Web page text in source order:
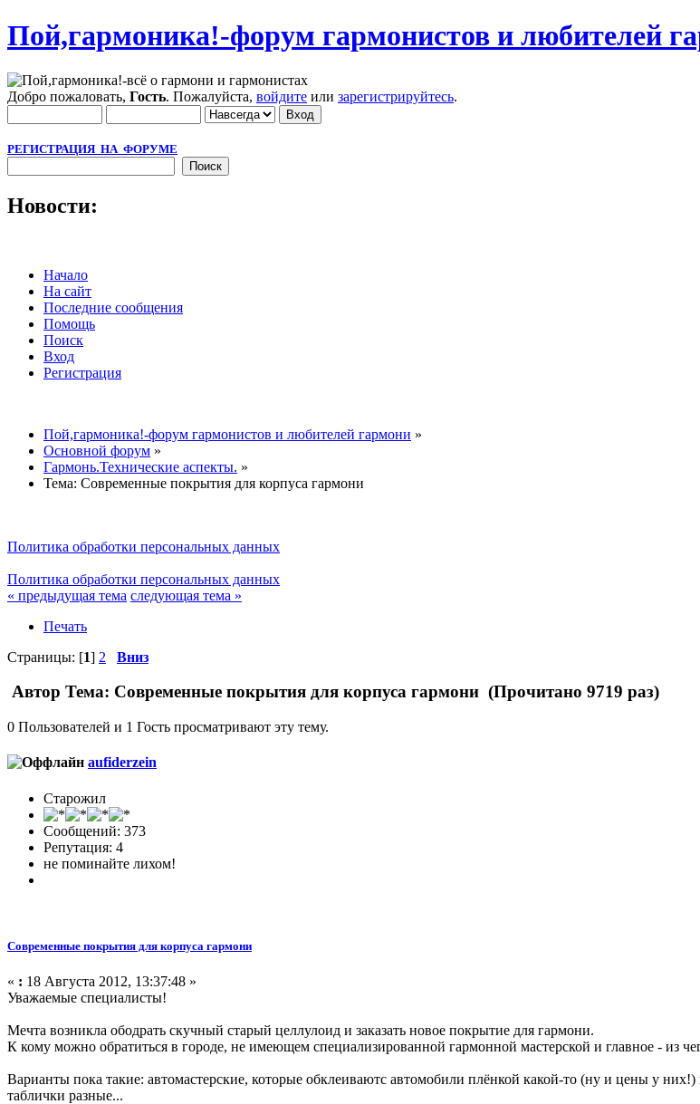
Пой,гармоника!-форум гармонистов и любителей
Добро пожаловать, Гость. Пожалуйста, войдите или зарегистрируйтесь.
РЕГИСТРАЦИЯ НА ФОРУМЕ
Новости:
Начало
На сайт
Последние сообщения
Помощь
Поиск
Вход
Регистрация
Пой,гармоника!-форум гармонистов и любителей гармони »
Основной форум »
Гармонь.Технические аспекты. »
Тема: Современные покрытия для корпуса гармони
Политика обработки персональных данных
Политика обработки персональных данных
« предыдущая тема следующая тема »
Печать
Страницы: [1] 2 Вниз
Автор Тема: Современные покрытия для корпуса гармони (Прочитано 9719 раз)
0 Пользователей и 1 Гость просматривают эту тему.
aufiderzein
Старожил
Сообщений: 373
Репутация: 4
не поминайте лихом!
Современные покрытия для корпуса гармони
« : 18 Августа 2012, 13:37:48 »
Уважаемые специалисты!
Мечта возникла ободрать скучный старый целлулоид и заказать новое покрытие для гармони.
К кому можно обратиться в городе, не имеющем специализированной гармонной мастерской и главное - из
Варианты пока такие: автомастерские, которые обклеиваютс автомобили плёнкой какой-то (ну и цены у
таблички разные...